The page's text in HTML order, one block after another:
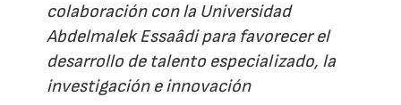
colaboración con la Universidad
Abdelmalek Essaâdi para favorecer el
desarrollo de talento especializado, la
investigación e innovación